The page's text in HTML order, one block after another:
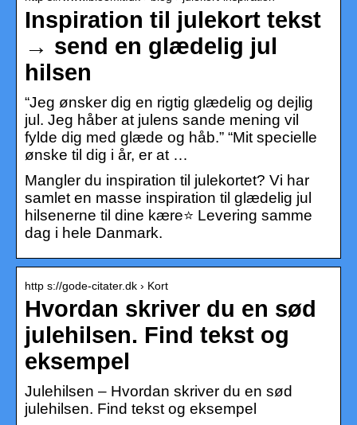
Inspiration til julekort tekst
→ send en glædelig jul
hilsen
“Jeg ønsker dig en rigtig glædelig og dejlig
jul. Jeg håber at julens sande mening vil
fylde dig med glæde og håb.” “Mit specielle
ønske til dig i år, er at …
Mangler du inspiration til julekortet? Vi har
samlet en masse inspiration til glædelig jul
hilsenerne til dine kære⭐ Levering samme
dag i hele Danmark.
http s://gode-citater.dk › Kort
Hvordan skriver du en sød
julehilsen. Find tekst og
eksempel
Julehilsen – Hvordan skriver du en sød
julehilsen. Find tekst og eksempel